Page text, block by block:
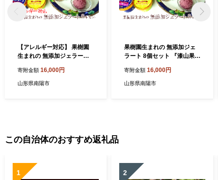
【アレルギー対応】 果樹園
生まれの 無添加ジェラート 8
形県 南陽市 [227]
寄附金額 16,000円
山形県南陽市
果樹園生まれの 無添加ジェ
ラート 8個セット 『漆山果樹
寄附金額 16,000円
山形県南陽市
この自治体のおすすめ返礼品
1 2